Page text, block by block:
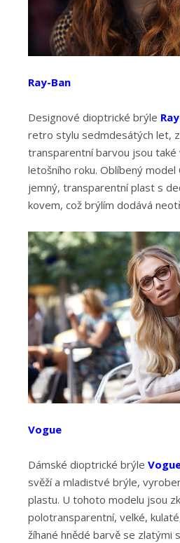
Ray-Ban
Designové dioptrické brýle
retro stylu sedmdesátých let,
transparentní barvou jsou také
letošního roku. Oblíbený
jemný, transparentní plast s
kovem, což brýlím dodává
Vogue
Dámské dioptrické brýle
svěží a mladistvé brýle,
plastu. U tohoto modelu jsou
polotransparentní, velké,
žíhané hnědé barvě se zlatými